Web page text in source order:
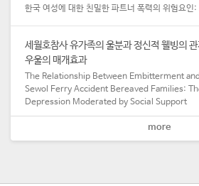
한국 여성에 대한 친밀한 파트너 폭력의 위험요인
세월호참사 유가족의 울분과 정신적 웰빙의
우울의 매개효과
The Relationship Between Embitterment
Sewol Ferry Accident Bereaved Families:
Depression Moderated by Social Support
more